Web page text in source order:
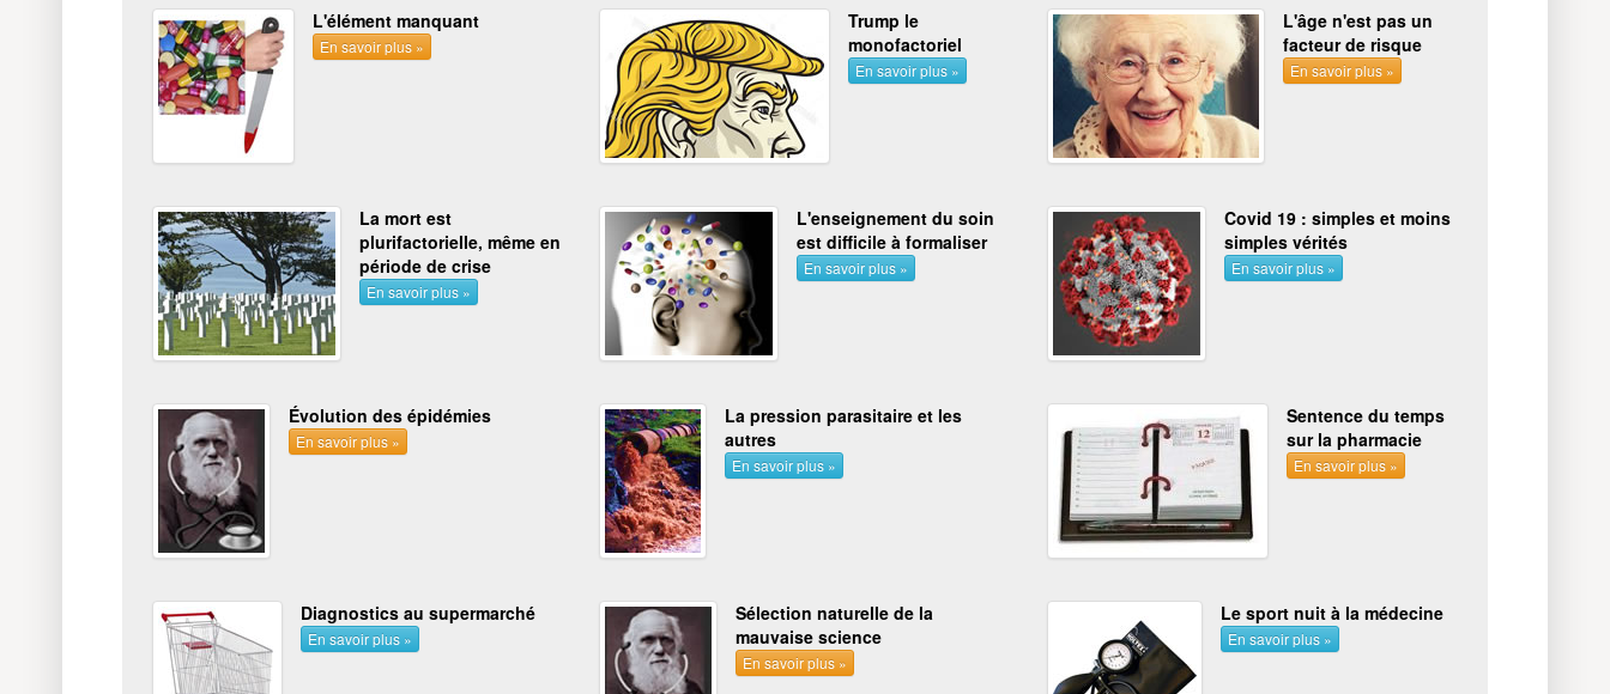
L'élément manquant
En savoir plus »
Trump le
monofactoriel
En savoir plus »
L'âge n'est pas un
facteur de risque
En savoir plus »
La mort est
plurifactorielle, même en
période de crise
En savoir plus »
L'enseignement du soin
est difficile à formaliser
En savoir plus »
Covid 19 : simples et moins
simples vérités
En savoir plus »
Évolution des épidémies
En savoir plus »
La pression parasitaire et les
autres
En savoir plus »
Sentence du temps
sur la pharmacie
En savoir plus »
Diagnostics au supermarché
En savoir plus »
Sélection naturelle de la
mauvaise science
En savoir plus »
Le sport nuit à la médecine
En savoir plus »